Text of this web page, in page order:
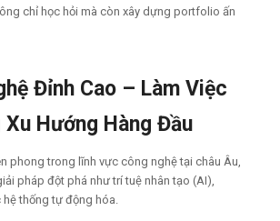
chỉ học hỏi mà còn xây dựng portfolio ấn
Đỉnh Cao – Làm Việc
Hướng Hàng Đầu
phong trong lĩnh vực công nghệ tại châu Âu,
pháp đột phá như trí tuệ nhân tạo (AI),
thống tự động hóa.